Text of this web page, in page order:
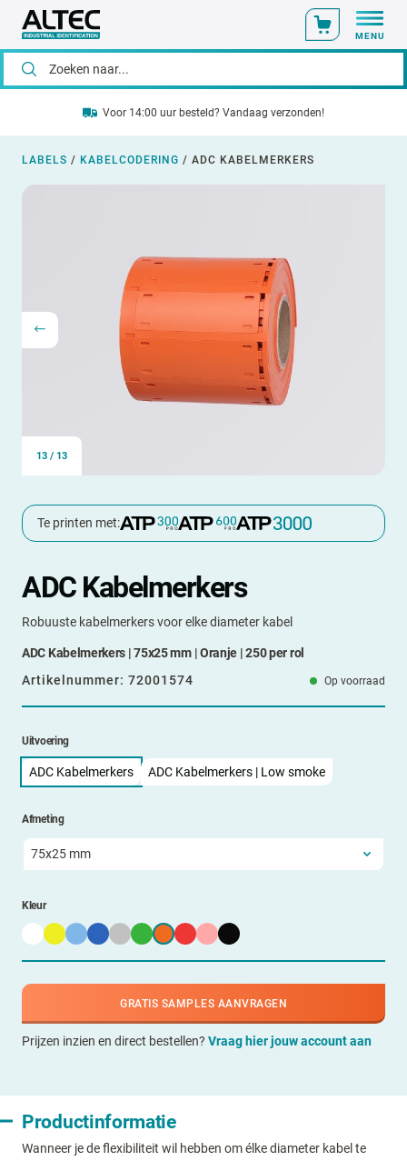
MENU
Voor 14:00 uur besteld? Vandaag verzonden!
LABELS / KABELCODERING / ADC KABELMERKERS
13 / 13
Te printen met:
ADC Kabelmerkers
Robuuste kabelmerkers voor elke diameter kabel
ADC Kabelmerkers | 75x25 mm | Oranje | 250 per rol
Artikelnummer: 72001574 Op voorraad
Uitvoering
ADC Kabelmerkers ADC Kabelmerkers | Low smoke
Afmeting
Kleur
GRATIS SAMPLES AANVRAGEN
Prijzen inzien en direct bestellen? Vraag hier jouw account aan
Productinformatie
Wanneer je de flexibiliteit wil hebben om élke diameter kabel te